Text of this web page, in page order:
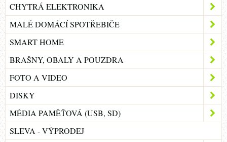
CHYTRÁ ELEKTRONIKA
MALÉ DOMÁCÍ SPOTŘEBIČE
SMART HOME
BRAŠNY, OBALY A POUZDRA
FOTO A VIDEO
DISKY
MÉDIA PAMĚŤOVÁ (USB, SD)
SLEVA - VÝPRODEJ